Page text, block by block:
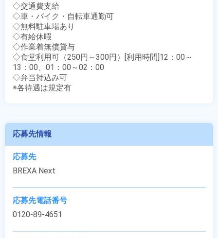
◇交通費支給
◇車・バイク・自転車通勤可
◇無料駐車場あり
◇有給休暇
◇作業着無償貸与
◇食堂利用可（250円～300円）[利用時間]12：00～
13：00、01：00～02：00
◇弁当持込み可
※各待遇は規定有
応募先情報
応募先
BREXA Next
応募先電話番号
0120-89-4651